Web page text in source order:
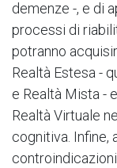
demenze -, e di
processi di
potranno
Realtà Estesa -
e Realtà Mista -
Realtà Virtuale
cognitiva. Infine,